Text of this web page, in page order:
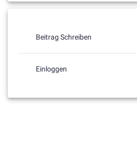
Beitrag Schreiben
Einloggen